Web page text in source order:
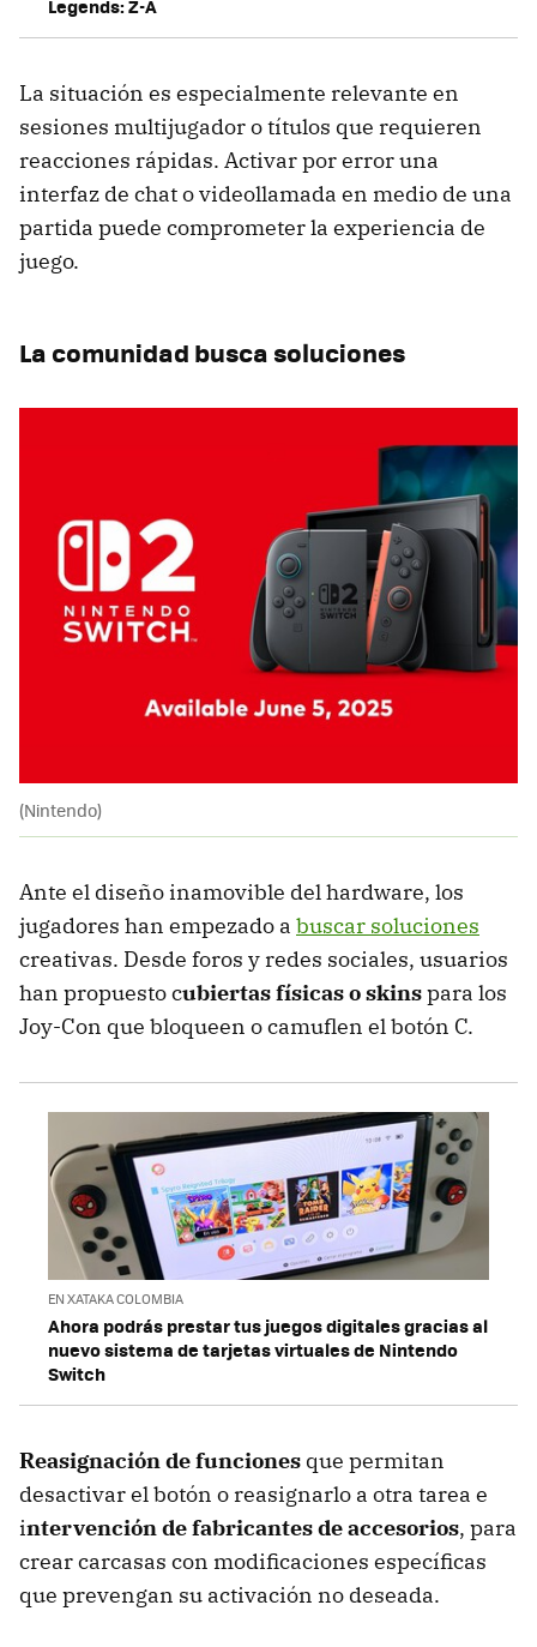
Legends: Z-A
La situación es especialmente relevante en
sesiones multijugador o títulos que requieren
reacciones rápidas. Activar por error una
interfaz de chat o videollamada en medio de una
partida puede comprometer la experiencia de
juego.
La comunidad busca soluciones
(Nintendo)
Ante el diseño inamovible del hardware, los
jugadores han empezado a buscar soluciones
creativas. Desde foros y redes sociales, usuarios
han propuesto cubiertas físicas o skinspara los
Joy-Con que bloqueen o camuflen el botón C.
EN XATAKA COLOMBIA
Ahora podrás prestar tus juegos digitales gracias al
nuevo sistema de tarjetas virtuales de Nintendo
Switch
Reasignación de funciones que permitan
desactivar el botón o reasignarlo a otra tarea e
intervención de fabricantes de accesorios, para
crear carcasas con modificaciones específicas
que prevengan su activación no deseada.